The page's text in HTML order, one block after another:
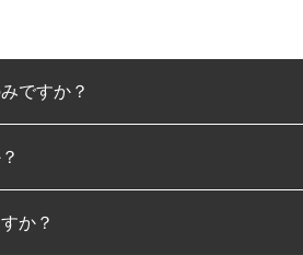
ですか？
か？